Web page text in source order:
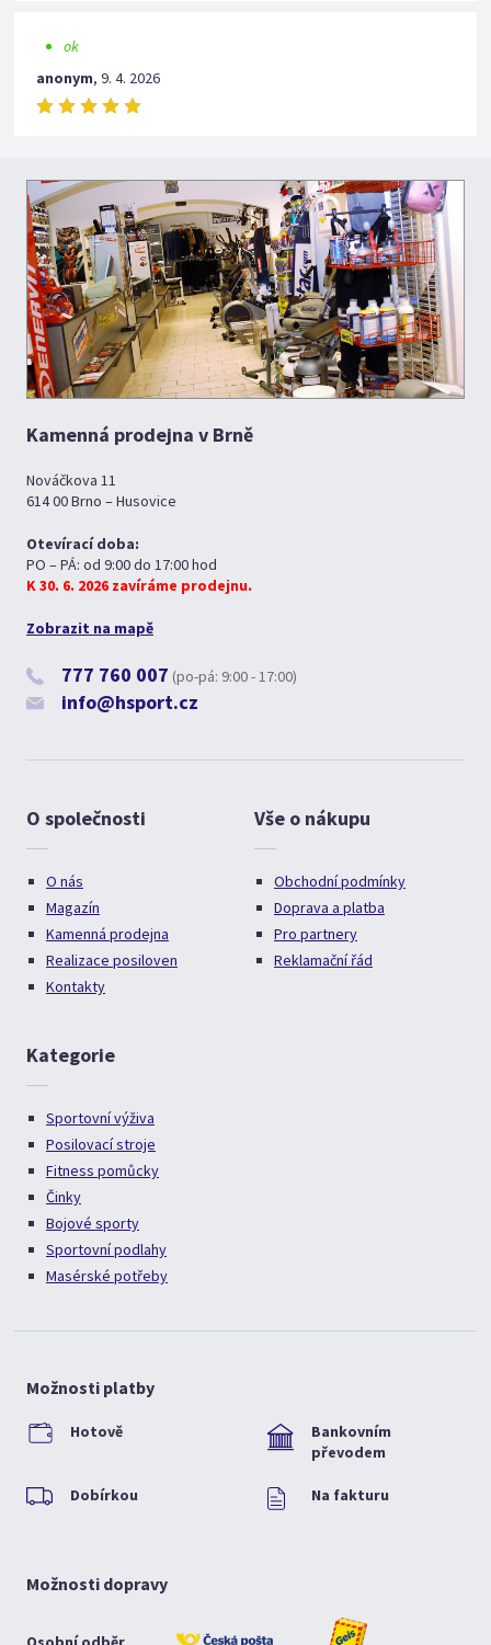
ok
anonym,9. 4. 2026
Kamenná prodejna v Brně
Nováčkova 11
614 00 Brno – Husovice
Otevírací doba:
PO – PÁ: od 9:00 do 17:00 hod
K 30. 6. 2026 zavíráme prodejnu.
Zobrazit na mapě
777 760 007 (po-pá: 9:00 - 17:00)
info@hsport.cz
O společnosti
O nás
Magazín
Kamenná prodejna
Realizace posiloven
Kontakty
Vše o nákupu
Obchodní podmínky
Doprava a platba
Pro partnery
Reklamační řád
Kategorie
Sportovní výživa
Posilovací stroje
Fitness pomůcky
Činky
Bojové sporty
Sportovní podlahy
Masérské potřeby
Možnosti platby
Hotově
Bankovním
převodem
Dobírkou Na fakturu
Možnosti dopravy